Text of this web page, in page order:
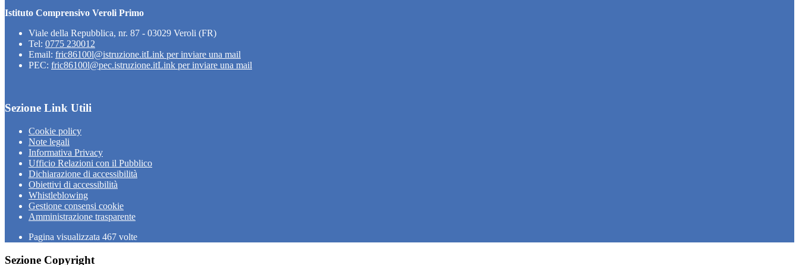
Istituto Comprensivo Veroli Primo
Viale della Repubblica, nr. 87 - 03029 Veroli (FR)
Tel: 0775 230012
Email: fric86100l@istruzione.itLink per inviare una mail
PEC: fric86100l@pec.istruzione.itLink per inviare una mail
Sezione Link Utili
Cookie policy
Note legali
Informativa Privacy
Ufficio Relazioni con il Pubblico
Dichiarazione di accessibilità
Obiettivi di accessibilità
Whistleblowing
Gestione consensi cookie
Amministrazione trasparente
Pagina visualizzata 467 volte
Sezione Copyright